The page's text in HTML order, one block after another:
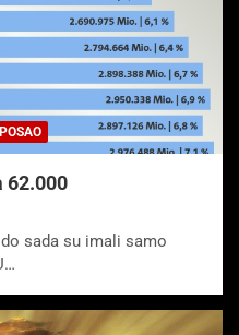
POSAO
62.000
sada su imali samo